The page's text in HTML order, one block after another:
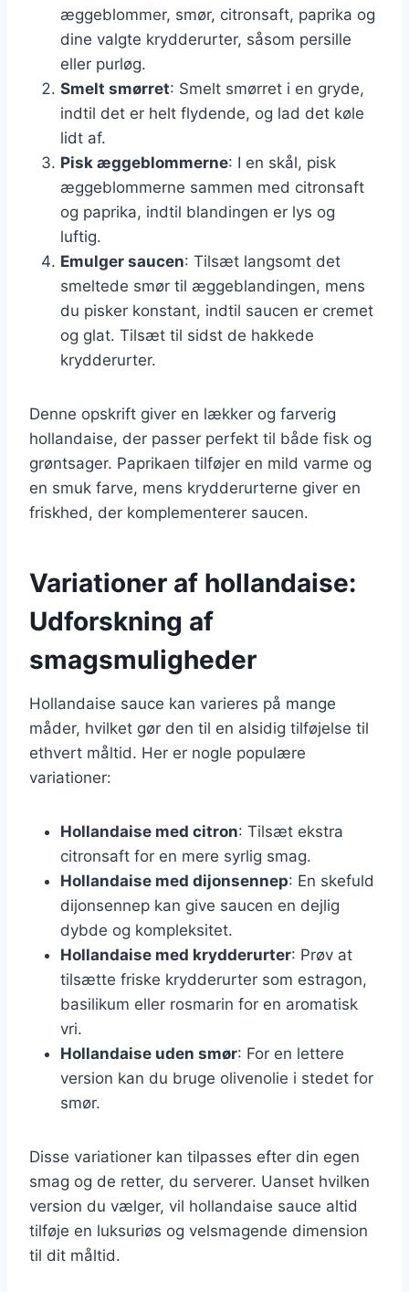
æggeblommer, smør, citronsaft, paprika og
dine valgte krydderurter, såsom persille
eller purløg.
Smelt smørret: Smelt smørret i en gryde,
indtil det er helt flydende, og lad det køle
lidt af.
Pisk æggeblommerne: I en skål, pisk
æggeblommerne sammen med citronsaft
og paprika, indtil blandingen er lys og
luftig.
Emulger saucen: Tilsæt langsomt det
smeltede smør til æggeblandingen, mens
du pisker konstant, indtil saucen er cremet
og glat. Tilsæt til sidst de hakkede
krydderurter.
Denne opskrift giver en lækker og farverig
hollandaise, der passer perfekt til både fisk og
grøntsager. Paprikaen tilføjer en mild varme og
en smuk farve, mens krydderurterne giver en
friskhed, der komplementerer saucen.
Variationer af hollandaise:
Udforskning af
smagsmuligheder
Hollandaise sauce kan varieres på mange
måder, hvilket gør den til en alsidig tilføjelse til
ethvert måltid. Her er nogle populære
variationer:
Hollandaise med citron: Tilsæt ekstra
citronsaft for en mere syrlig smag.
Hollandaise med dijonsennep: En skefuld
dijonsennep kan give saucen en dejlig
dybde og kompleksitet.
Hollandaise med krydderurter: Prøv at
tilsætte friske krydderurter som estragon,
basilikum eller rosmarin for en aromatisk
vri.
Hollandaise uden smør: For en lettere
version kan du bruge olivenolie i stedet for
smør.
Disse variationer kan tilpasses efter din egen
smag og de retter, du serverer. Uanset hvilken
version du vælger, vil hollandaise sauce altid
tilføje en luksuriøs og velsmagende dimension
til dit måltid.